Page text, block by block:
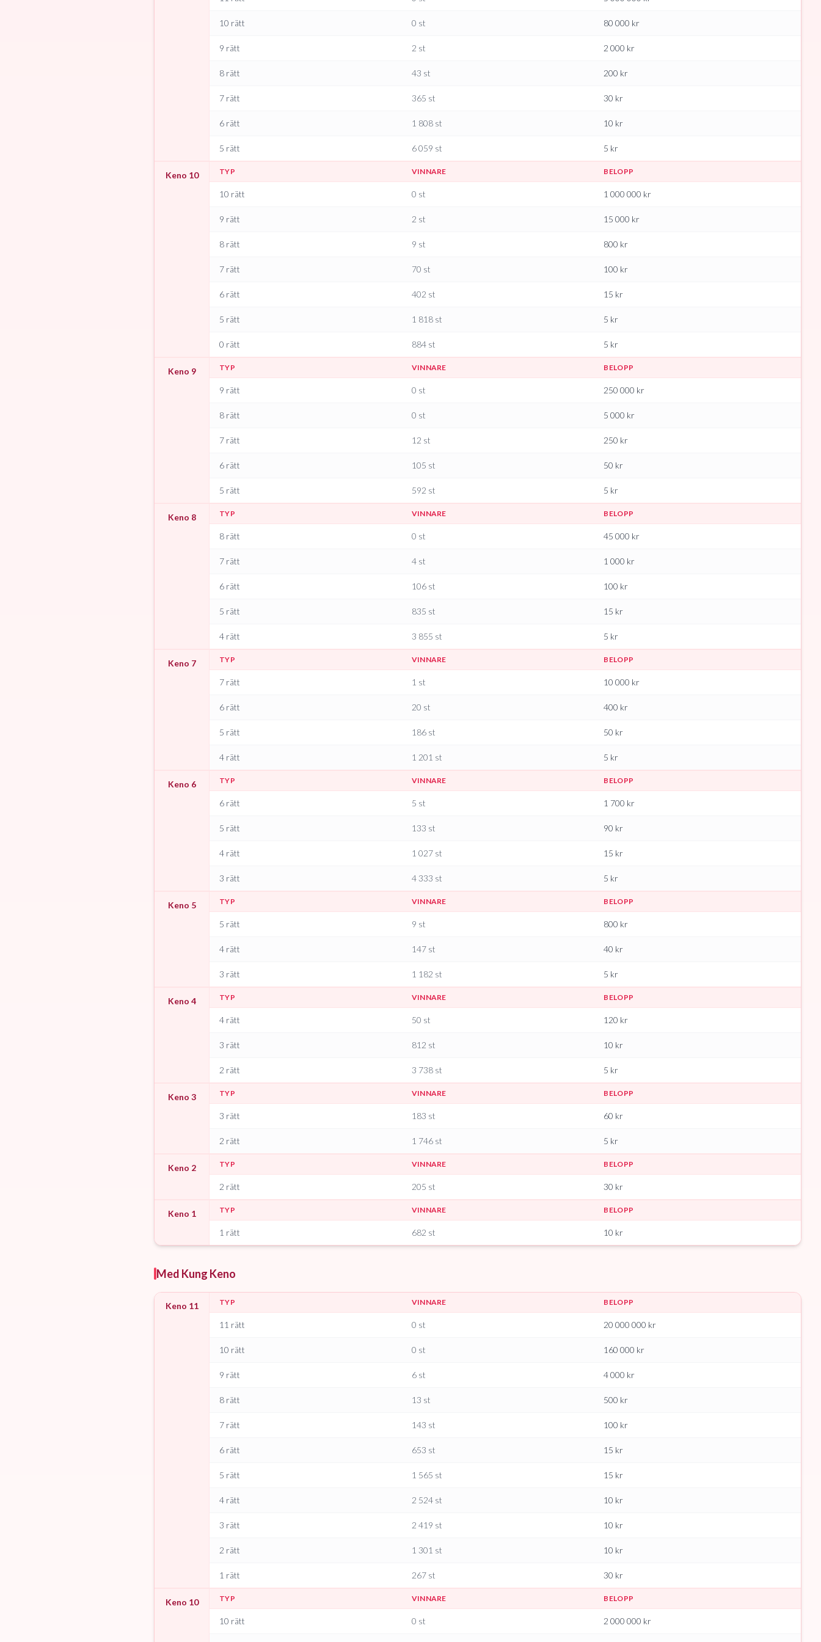
10 rätt 0 st 80 000 kr
9 rätt 2 st 2 000 kr
8 rätt 43 st 200 kr
7 rätt 365 st 30 kr
6 rätt 1 808st 10 kr
5 rätt 6 059 st 5 kr
Keno 10 TYP VINNARE BELOPP
10 rätt 0 st 1 000 000 kr
9 rätt 2 st 15 000 kr
8 rätt 9 st 800 kr
7 rätt 70 st 100 kr
6 rätt 402 st 15 kr
5 rätt 1 818st 5 kr
0 rätt 884st 5 kr
Keno 9 TYP VINNARE BELOPP
9 rätt 0 st 250 000 kr
8 rätt 0 st 5 000 kr
7 rätt 12 st 250 kr
6 rätt 105 st 50 kr
5 rätt 592 st 5 kr
Keno 8 TYP VINNARE BELOPP
8 rätt 0 st 45 000 kr
7 rätt 4st 1 000 kr
6 rätt 106st 100 kr
5 rätt 835 st 15 kr
4 rätt 3 855 st 5 kr
Keno 7 TYP VINNARE BELOPP
7 rätt 1 st 10 000 kr
6 rätt 20 st 400 kr
5 rätt 186st 50 kr
4 rätt 1 201 st 5 kr
Keno 6 TYP VINNARE BELOPP
6 rätt 5 st 1 700 kr
5 rätt 133 st 90 kr
4 rätt 1 027st 15 kr
3 rätt 4 333 st 5 kr
Keno 5 TYP VINNARE BELOPP
5 rätt 9 st 800 kr
4 rätt 147st 40 kr
3 rätt 1 182 st 5 kr
Keno 4 TYP VINNARE BELOPP
4 rätt 50 st 120 kr
3 rätt 812 st 10 kr
2 rätt 3 738st 5 kr
Keno 3 TYP VINNARE BELOPP
3 rätt 183 st 60 kr
2 rätt 1 746st 5 kr
Keno 2 TYP VINNARE BELOPP
2 rätt 205 st 30 kr
Keno 1 TYP VINNARE BELOPP
1 rätt 682 st 10 kr
Med Kung Keno
Keno 11 TYP VINNARE BELOPP
11 rätt 0 st 20 000 000 kr
10 rätt 0 st 160 000 kr
9 rätt 6st 4 000 kr
8 rätt 13 st 500 kr
7 rätt 143 st 100 kr
6 rätt 653 st 15 kr
5 rätt 1 565 st 15 kr
4 rätt 2 524st 10 kr
3 rätt 2 419 st 10 kr
2 rätt 1 301 st 10 kr
1 rätt 267st 30 kr
Keno 10 TYP VINNARE BELOPP
10 rätt 0 st 2 000 000 kr